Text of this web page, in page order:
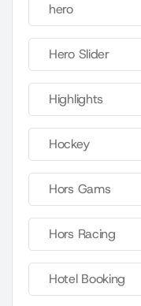
hero
Hero Slider
Highlights
Hockey
Hors Gams
Hors Racing
Hotel Booking